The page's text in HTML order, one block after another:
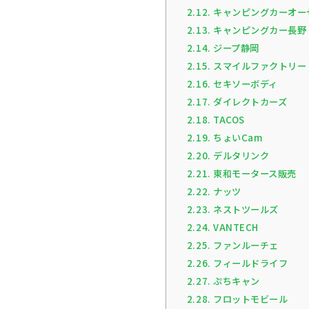
2.12. キャンピングカーオ
2.13. キャンピングカー長野
2.14. ジープ静岡
2.15. スマイルファクトリー
2.16. セキソーボディ
2.17. ダイレクトカーズ
2.18. TACOS
2.19. ちょいCam
2.20. デルタリンク
2.21. 東和モータース販売
2.22. ナッツ
2.23. ネストツールズ
2.24. VANTECH
2.25. ファンルーチェ
2.26. フィールドライフ
2.27. ぷちキャン
2.28. フロットモビール